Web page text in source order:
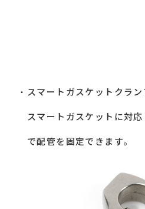
スマートガスケットクラン
スマートガスケットに対
で配管を固定できます。